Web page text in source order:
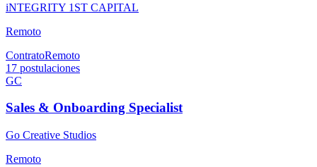
iNTEGRITY 1ST CAPITAL
Remoto
ContratoRemoto
17 postulaciones
GC
Sales & Onboarding Specialist
Go Creative Studios
Remoto